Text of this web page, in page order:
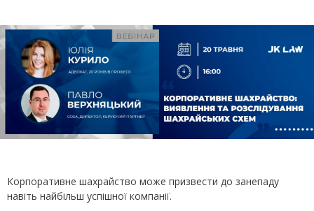
Корпоративне шахрайство може призвести до занепаду
навіть найбільш успішної компанії.